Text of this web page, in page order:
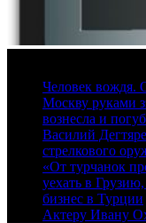
Человек вождя.
Москву руками
вознесла и
Василий
стрелкового
«От турчанок
уехать в
бизнес в Турции
Актеру Ивану